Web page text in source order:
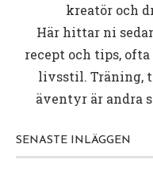
kreatör och
Här hittar ni
recept och tips,
livsstil. Träning,
äventyr är andra
SENASTE INLÄGGEN